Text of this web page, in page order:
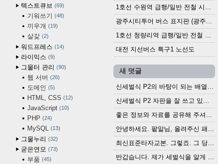
텍스트큐브 69
기워쓰기 48
끼우개 19
살갗 2
워드프레스 14
라이믹스 9
그물터 관리 90
웹 서버 26
도메인 5
HTML, CSS 12
JavaScript 10
PHP 24
MySQL 13
그물누리 32
굳은연모 73
부품 45
1호선 수원역 급행/일반 전철 시간표 (2025.12.30~)
광주시티투어 버스 표지판 (광주역 정류장) (2024?)
1호선 청량리역 급행/일반 전철 시간표 · 노선도 (2025.12.30~)
대전 지선버스 특구1 노선도
새 덧글
신세벌식 P2의 바탕이 되는 배열이나 주요 기능...
신세벌식 P2 자판을 잘 쓰고 있습니다. 쓰기 편리...
좋은 정보와 자료를 공유해 주셔서 고맙습니다....
안녕하세요. 팥알님, 올려주신 패치 여러모로 감사...
최신표준타자교본. 그렇죠. 그 당시에 최신 표준...
반갑습니다. 제가 세벌식을 알게 되어 세벌식 써...